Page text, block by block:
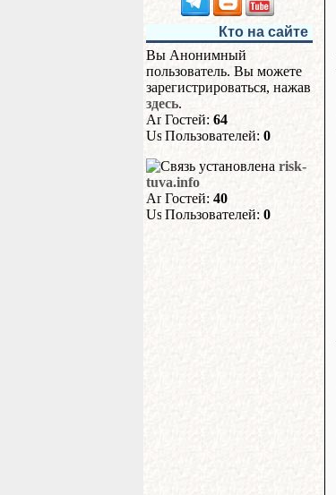
Кто на сайте
Вы Анонимный
пользователь. Вы можете
зарегистрироваться, нажав
здесь.
Гостей: 64
Пользователей: 0
risk-
tuva.info
Гостей: 40
Пользователей: 0